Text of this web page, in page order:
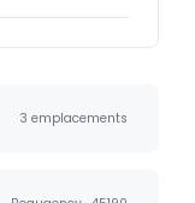
3 emplacements